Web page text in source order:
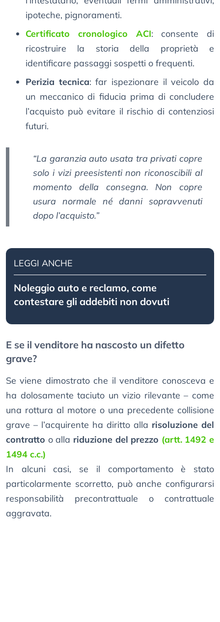
ipoteche, pignoramenti.
Certificato cronologico ACI: consente di
ricostruire la storia della proprietà e
identificare passaggi sospetti o frequenti.
Perizia tecnica: far ispezionare il veicolo da
un meccanico di fiducia prima di concludere
l’acquisto può evitare il rischio di contenziosi
futuri.
“La garanzia auto usata tra privati copre
solo i vizi preesistenti non riconoscibili al
momento della consegna. Non copre
usura normale né danni sopravvenuti
dopo l’acquisto.”
LEGGI ANCHE
Noleggio auto e reclamo, come
contestare gli addebiti non dovuti
E se il venditore ha nascosto un difetto
grave?
Se viene dimostrato che il venditore conosceva e
ha dolosamente taciuto un vizio rilevante – come
una rottura al motore o una precedente collisione
grave – l’acquirente ha diritto alla risoluzione del
contratto o alla riduzione del prezzo (artt. 1492 e
1494 c.c.)
In alcuni casi, se il comportamento è stato
particolarmente scorretto, può anche configurarsi
responsabilità precontrattuale o contrattuale
aggravata.